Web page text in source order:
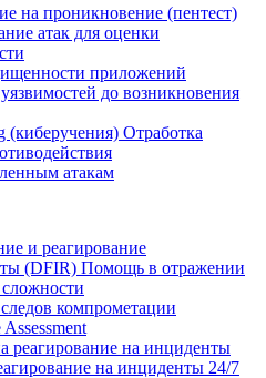
на проникновение (пентест)
атак для оценки
приложений
до возникновения
(киберучения) Отработка
атакам
и реагирование
(DFIR) Помощь в отражении
компрометации
реагирование на инциденты
на инциденты 24/7